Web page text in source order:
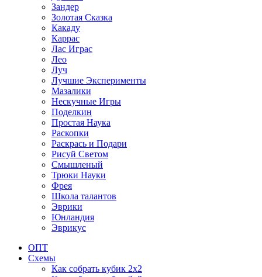
Зандер
Золотая Сказка
Какаду
Каррас
Лас Играс
Лео
Луч
Лучшие Эксперименты
Мазалики
Нескучные Игры
Поделкин
Простая Наука
Раскопки
Раскрась и Подари
Рисуй Светом
Смышленый
Трюки Науки
Фрея
Школа талантов
Эврики
Юнландия
Эврикус
ОПТ
Схемы
Как собрать кубик 2х2